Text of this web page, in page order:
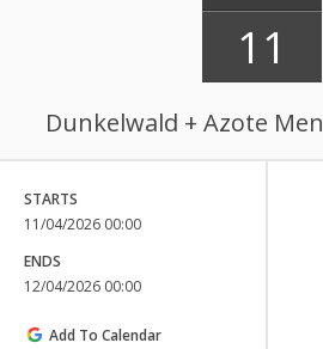
11
Dunkelwald + Azote
STARTS
11/04/2026 00:00
ENDS
12/04/2026 00:00
Add To Calendar